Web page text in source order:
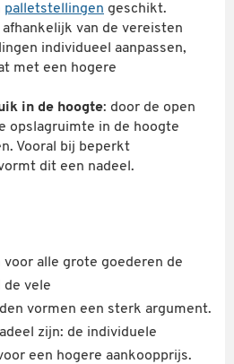
palletstellingen geschikt.
afhankelijk van de vereisten
individueel aanpassen,
met een hogere
in de hoogte: door de open
opslagruimte in de hoogte
Vooral bij beperkt
dit een nadeel.
alle grote goederen de
de vele
vormen een sterk argument.
zijn: de individuele
een hogere aankoopprijs.